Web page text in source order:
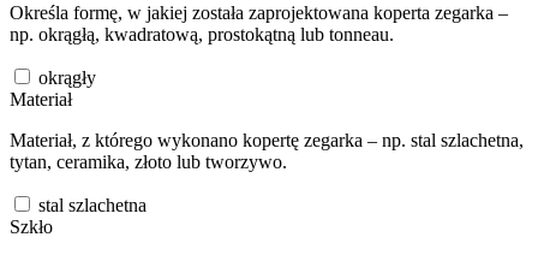
Określa formę, w jakiej została zaprojektowana koperta zegarka –
np. okrągłą, kwadratową, prostokątną lub tonneau.
okrągły
Materiał
Materiał, z którego wykonano kopertę zegarka – np. stal szlachetna,
tytan, ceramika, złoto lub tworzywo.
stal szlachetna
Szkło